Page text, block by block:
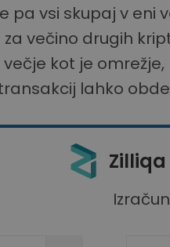
vsi skupaj v eni
večino drugih
kot je
lahko